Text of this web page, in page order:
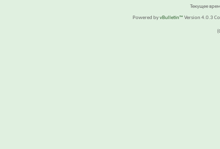
Текущее
Powered byvBulletin™ Version 4.0.3